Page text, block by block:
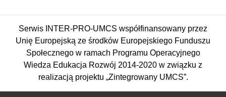
Serwis INTER-PRO-UMCS współfinansowany przez
Unię Europejską ze środków Europejskiego Funduszu
Społecznego w ramach Programu Operacyjnego
Wiedza Edukacja Rozwój 2014-2020 w związku z
realizacją projektu „Zintegrowany UMCS”.